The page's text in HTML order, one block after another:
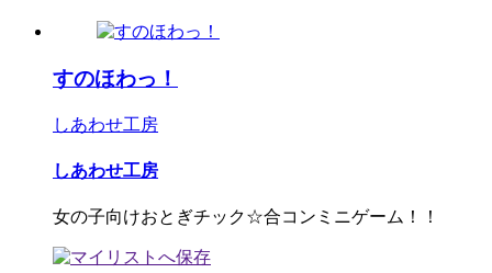
すのほわっ！
しあわせ工房
しあわせ工房
女の子向けおとぎチック☆合コンミニゲーム！！